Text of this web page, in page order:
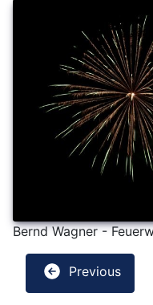
Bernd Wagner -
Previous